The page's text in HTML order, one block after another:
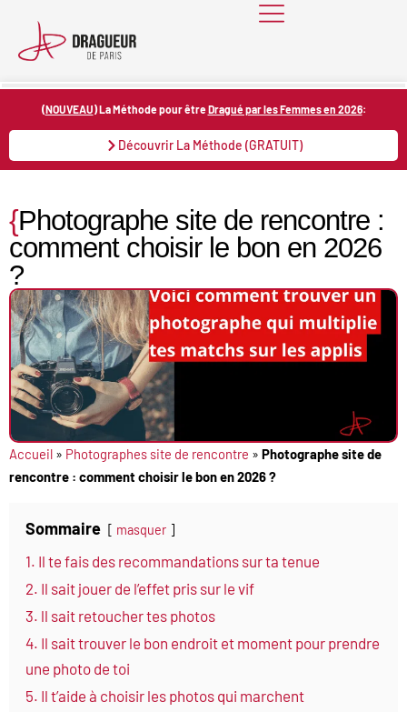
content
(NOUVEAU) La Méthode pour être Dragué par les Femmes en 2026:
Découvrir La Méthode (GRATUIT)
{Photographe site de rencontre :
comment choisir le bon en 2026
?
Accueil » Photographes site de rencontre » Photographe site de
rencontre : comment choisir le bon en 2026 ?
Sommaire masquer
1. Il te fais des recommandations sur ta tenue
2. Il sait jouer de l’effet pris sur le vif
3. ll sait retoucher tes photos
4. Il sait trouver le bon endroit et moment pour prendre
une photo de toi
5. Il t’aide à choisir les photos qui marchent